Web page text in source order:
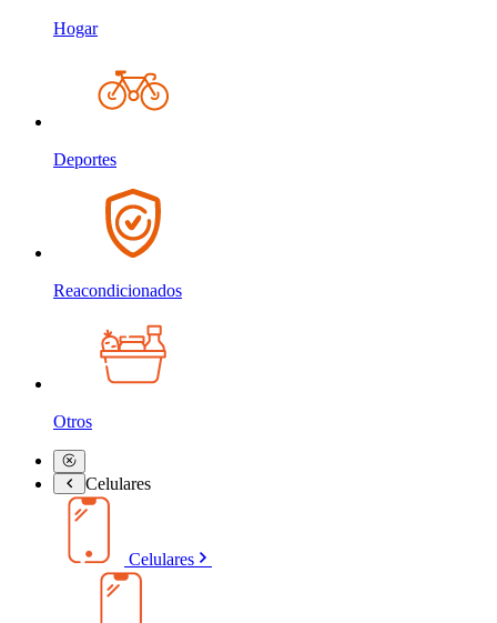
Hogar
Deportes
Reacondicionados
Otros
Celulares
Celulares